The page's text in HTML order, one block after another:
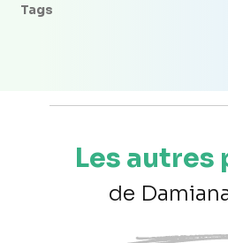
Tags
Les
de